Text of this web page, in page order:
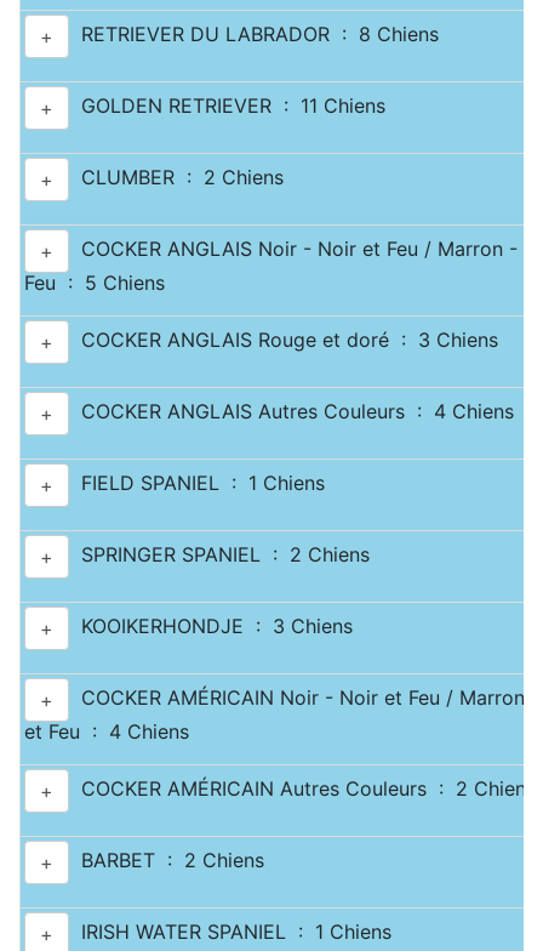
+ RETRIEVER DU LABRADOR : 8 Chiens
+ GOLDEN RETRIEVER : 11 Chiens
+ CLUMBER : 2 Chiens
+
COCKER ANGLAIS Noir - Noir et Feu / Marron -
Feu : 5 Chiens
+ COCKER ANGLAIS Rouge et doré : 3 Chiens
+ COCKER ANGLAIS Autres Couleurs : 4 Chiens
+ FIELD SPANIEL : 1 Chiens
+ SPRINGER SPANIEL : 2 Chiens
+ KOOIKERHONDJE : 3 Chiens
+
COCKER AMÉRICAIN Noir - Noir et Feu / Marron
et Feu : 4 Chiens
+ COCKER AMÉRICAIN Autres Couleurs : 2 Chiens
+ BARBET : 2 Chiens
+ IRISH WATER SPANIEL : 1 Chiens